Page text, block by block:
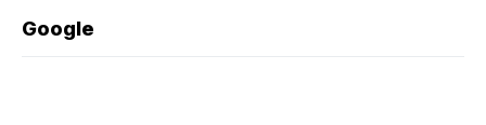
Google